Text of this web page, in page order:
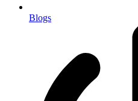
Blogs